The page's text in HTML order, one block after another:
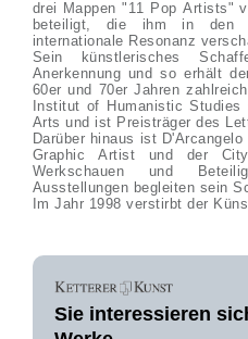
drei Mappen "11 Pop Artists"
beteiligt, die ihm in den
internationale Resonanz
Sein künstlerisches
Anerkennung und so erhält
60er und 70er Jahren
Institut of Humanistic
Arts und ist Preisträger des
Darüber hinaus ist
Graphic Artist und der
Werkschauen und
Ausstellungen begleiten sein
Im Jahr 1998 verstirbt der
Sie interessieren